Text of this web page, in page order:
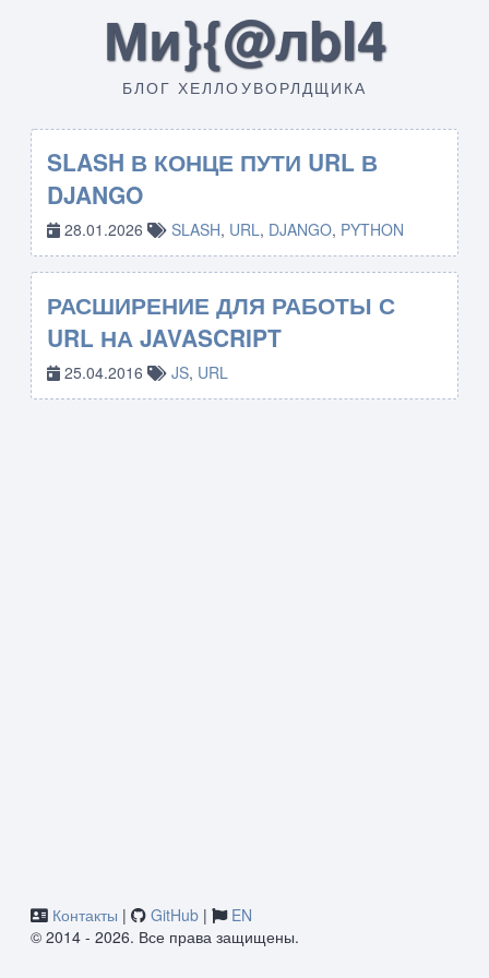
Ми}{@лbI4
БЛОГ ХЕЛЛОУВОРЛДЩИКА
SLASH В КОНЦЕ ПУТИ URL В
DJANGO
28.01.2026 SLASH, URL, DJANGO, PYTHON
РАСШИРЕНИЕ ДЛЯ РАБОТЫ С
URL НА JAVASCRIPT
25.04.2016 JS, URL
Контакты | GitHub |
EN
© 2014 - 2026. Все права защищены.